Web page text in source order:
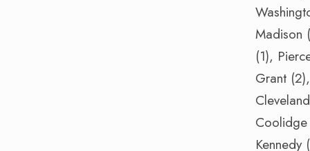
Madison
(1),
Grant
Kennedy